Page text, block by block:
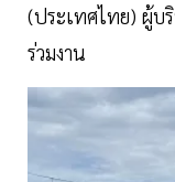
(ประเทศไทย) ผู้บ
ร่วมงาน